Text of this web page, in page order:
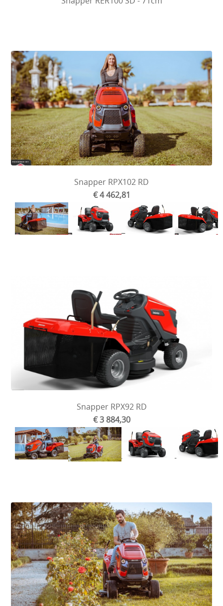
Snapper RPX102 RD
€ 4 462,81
Snapper RPX92 RD
€ 3 884,30